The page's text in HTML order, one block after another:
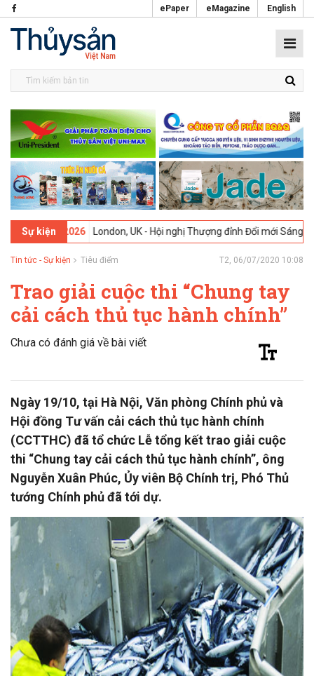
ePaper eMagazine English
Sự kiện
2026 London, UK - Hội nghị Thượng đỉnh Đổi mới Sáng tạo trong
Tin tức - Sự kiện Tiêu điểm T2, 06/07/2020 10:08
Trao giải cuộc thi “Chung tay
cải cách thủ tục hành chính”
Chưa có đánh giá về bài viết
Ngày 19/10, tại Hà Nội, Văn phòng Chính phủ và
Hội đồng Tư vấn cải cách thủ tục hành chính
(CCTTHC) đã tổ chức Lễ tổng kết trao giải cuộc
thi “Chung tay cải cách thủ tục hành chính”, ông
Nguyễn Xuân Phúc, Ủy viên Bộ Chính trị, Phó Thủ
tướng Chính phủ đã tới dự.